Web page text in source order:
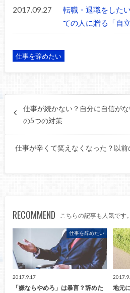
2017.09.27
転職・退職をした
ての人に贈る「自
仕事を辞めたい
仕事が続かない？自分に自信が
の5つの対策
仕事が辛くて笑えなくなった？以
RECOMMEND こちらの記事も人気です。
仕事を辞めたい
2017.9.17
「嫌ならやめろ」は暴言？辞めた
地元